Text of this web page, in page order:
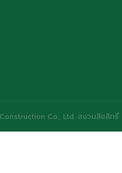
Co., Ltd. สงวนลิขสิทธิ์